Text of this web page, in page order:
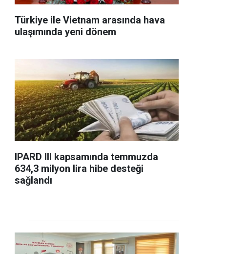
Türkiye ile Vietnam arasında hava
ulaşımında yeni dönem
IPARD III kapsamında temmuzda
634,3 milyon lira hibe desteği
sağlandı